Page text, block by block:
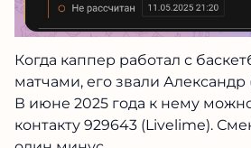
Когда каппер работал с
матчами, его звали
В июне 2025 года к нему
контакту 929643 (Livelime).